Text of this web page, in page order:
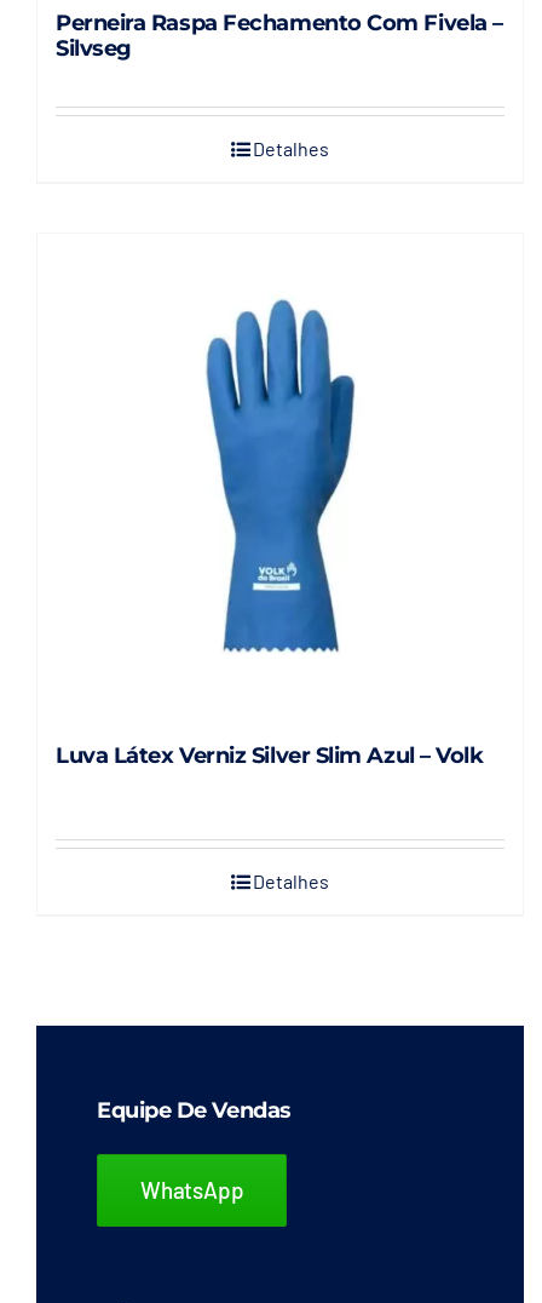
Perneira Raspa Fechamento Com Fivela –
Silvseg
Detalhes
Luva Látex Verniz Silver Slim Azul – Volk
Detalhes
Equipe De Vendas
WhatsApp